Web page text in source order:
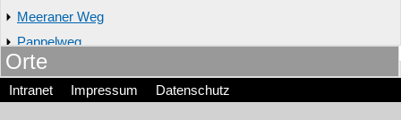
Meeraner Weg
Pappelweg
Pestalozzistraße
Remser Weg (Weidensdorf)
Orte
BERNSDORF
Intranet Impressum Datenschutz